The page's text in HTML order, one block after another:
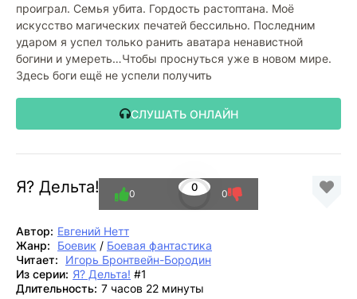
проиграл. Семья убита. Гордость растоптана. Моё
искусство магических печатей бессильно. Последним
ударом я успел только ранить аватара ненавистной
богини и умереть…Чтобы проснуться уже в новом мире.
Здесь боги ещё не успели получить
СЛУШАТЬ ОНЛАЙН
Я? Дельта! 0
0 0
Автор: Евгений Нетт
Жанр:
Боевик / Боевая фантастика
Читает:
Игорь Бронтвейн-Бородин
Из серии: Я? Дельта! #1
Длительность: 7 часов 22 минуты